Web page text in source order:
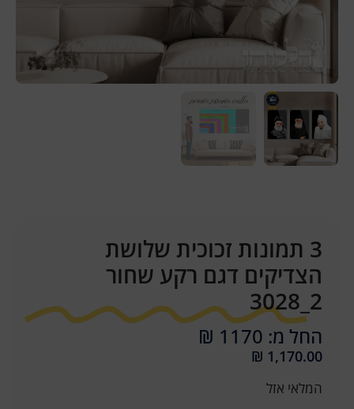
3 תמונות זכוכית שלושת
הצדיקים דגם רקע שחור
2_3028
החל מ: 1170 ₪
₪ 1,170.00
המלאי אזל